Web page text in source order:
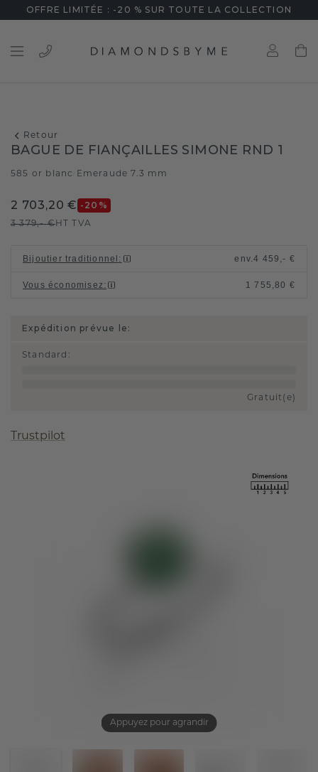
OFFRE LIMITÉE : -20 % SUR TOUTE LA COLLECTION
Retour
Appuyez pour agrandir
BAGUE DE FIANÇAILLES SIMONE RND 1
585 or blanc Emeraude 7.3 mm
2 703,20 € -20 %
3 379,- €HT TVA
Bijoutier traditionnel : env.4 459,- €
Vous économisez: 1 755,80 €
Expédition prévue le:
Standard :
Gratuit(e)
Trustpilot